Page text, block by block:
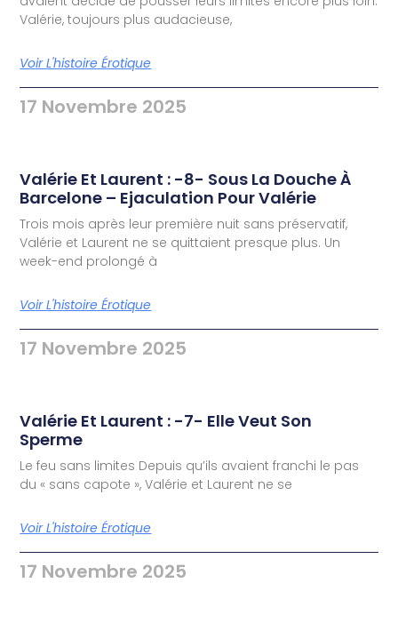
Valérie, toujours plus audacieuse,
Voir L'histoire Érotique
17 Novembre 2025
Valérie Et Laurent : -8- Sous La Douche À
Barcelone – Ejaculation Pour Valérie
Trois mois après leur première nuit sans préservatif,
Valérie et Laurent ne se quittaient presque plus. Un
week-end prolongé à
Voir L'histoire Érotique
17 Novembre 2025
Valérie Et Laurent : -7- Elle Veut Son
Sperme
Le feu sans limites Depuis qu’ils avaient franchi le pas
du « sans capote », Valérie et Laurent ne se
Voir L'histoire Érotique
17 Novembre 2025